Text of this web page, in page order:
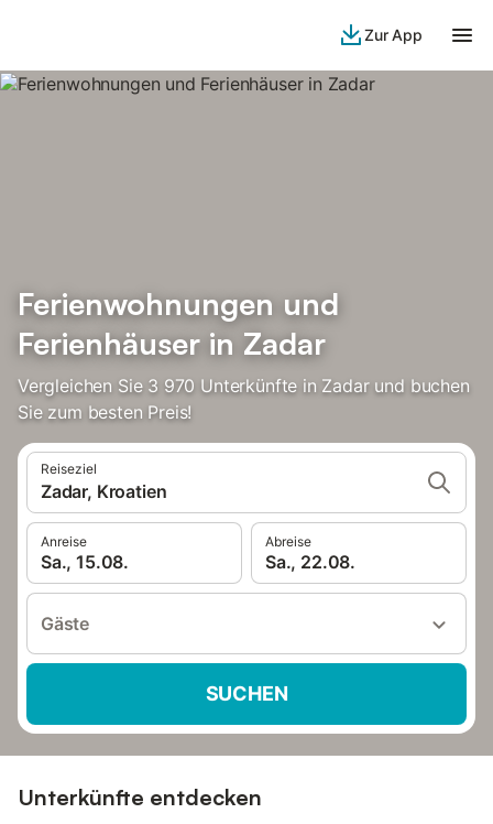
Zur App
Ferienwohnungen und
Ferienhäuser in Zadar
Vergleichen Sie 3 970 Unterkünfte in Zadar und buchen
Sie zum besten Preis!
Reiseziel
Zadar, Kroatien
Anreise
Sa., 15.08.
Abreise
Sa., 22.08.
Gäste
SUCHEN
Unterkünfte entdecken